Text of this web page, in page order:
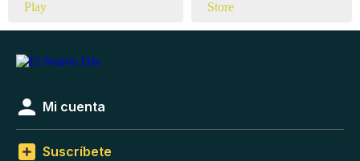
Mi cuenta
Suscríbete